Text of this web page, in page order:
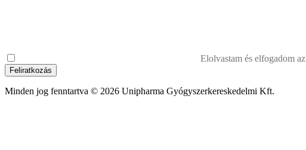
Elolvastam és elfogadom az
Feliratkozás
Minden jog fenntartva © 2026 Unipharma Gyógyszerkereskedelmi Kft.